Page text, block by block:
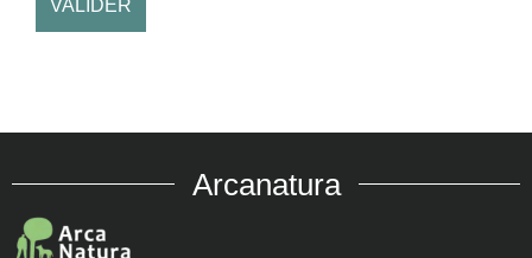
Arcanatura